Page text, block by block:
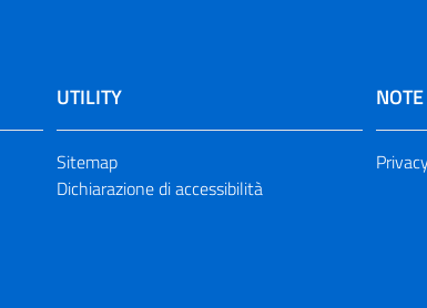
UTILITY
Sitemap
Dichiarazione di accessibilità
Privacy